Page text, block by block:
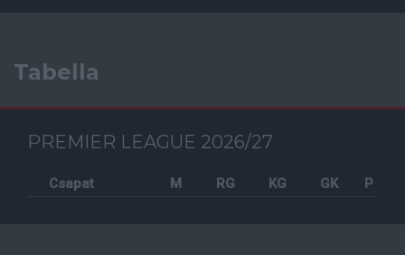
Tabella
PREMIER LEAGUE 2026/27
Csapat M RG KG GK P